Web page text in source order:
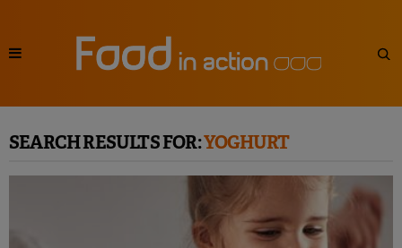
SEARCH RESULTS FOR:YOGHURT